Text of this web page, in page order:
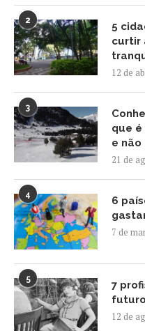
2
5
curtir
12 de
3
que
e
21 de
4
6
7 de
5
7
12 de